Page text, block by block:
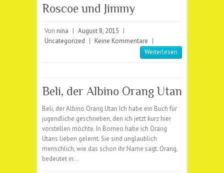
Roscoe und Jimmy
Von nina | August 8, 2015 |
Uncategorized | Keine Kommentare |
Weiterlesen
Beli, der Albino Orang Utan
Beli, der Albino Orang Utan Ich habe ein Buch für
jugendliche geschrieben, den ich jetzt kurz hier
vorstellen möchte. In Borneo habe ich Orang
Utans lieben gelernt. Sie sind unglaublich
menschlich, wie das schon ihr Name sagt. Orang,
bedeutet in…